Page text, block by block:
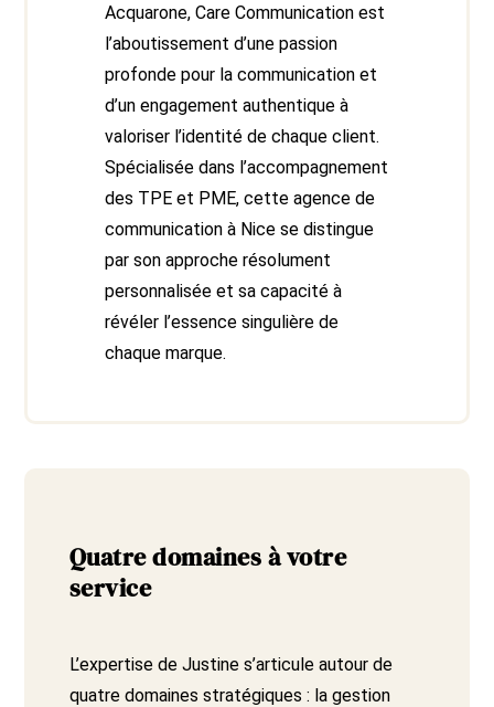
Acquarone, Care Communication est
l’aboutissement d’une passion
profonde pour la communication et
d’un engagement authentique à
valoriser l’identité de chaque client.
Spécialisée dans l’accompagnement
des TPE et PME, cette agence de
communication à Nice se distingue
par son approche résolument
personnalisée et sa capacité à
révéler l’essence singulière de
chaque marque.
Quatre domaines à votre
service
L’expertise de Justine s’articule autour de
quatre domaines stratégiques : la gestion